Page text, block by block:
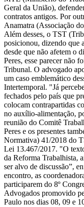
Geral da União),
contratos antigos. Por
Anamatra (Associação
Além desses, o TST
posicionou, dizendo que
desde que não afetem o
Peres, esse parecer não
Tribunal. O advogado
um caso emblemático
Intertemporal. "Já
fechados pelo país que
colocam contrapartidas
no auxílio-alimentação,
reunião do Comitê
Peres e os presentes
Normativa) 41/2018 do
Lei 13.467/2017. "O
da Reforma Trabalhista,
ser alvo de discussão”,
encontro, as
participarem do 8º
Advogados promovido
Paulo nos dias 08, 09 e